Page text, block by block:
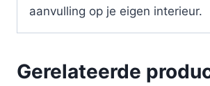
aanvulling op je eigen interieur.
Gerelateerde